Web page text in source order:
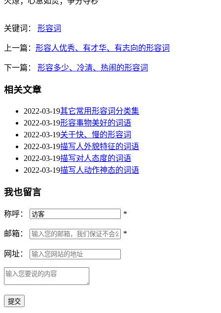
关键词： 形容词
上一篇： 形容人优秀、有才华、有志向的形容词
下一篇： 形容多少、冷清、热闹的形容词
相关文章
2022-03-19其它常用形容词分类集
2022-03-19形容事物美好的词语
2022-03-19关于快、慢的形容词
2022-03-19描写人外貌特征的词语
2022-03-19描写对人态度的词语
2022-03-19描写人动作神态的词语
我也留言
称呼： *
邮箱： *
网址：